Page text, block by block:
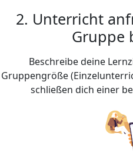
2. Unterricht
Gruppe
Beschreibe deine
Gruppengröße
schließen dich einer